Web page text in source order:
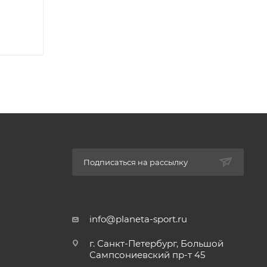
Подписаться на рассылку
info@planeta-sport.ru
г. Санкт-Петербург, Большой
Сампсониевский пр-т 45